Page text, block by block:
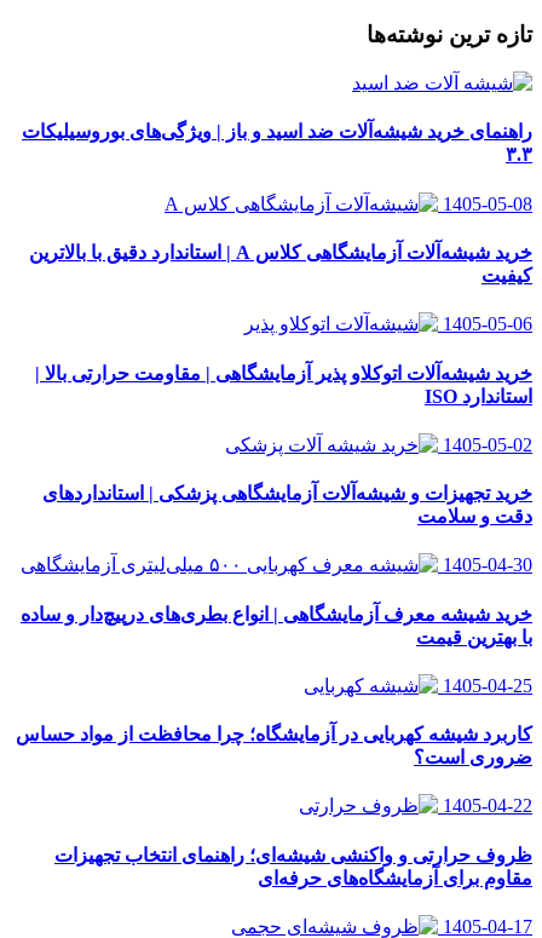
تازه ترین نوشته‌ها
راهنمای خرید شیشه‌آلات ضد اسید و باز | ویژگی‌های بوروسیلیکات
۳.۳
1405-05-08
خرید شیشه‌آلات آزمایشگاهی کلاس A | استاندارد دقیق با بالاترین
کیفیت
1405-05-06
خرید شیشه‌آلات اتوکلاو پذیر آزمایشگاهی | مقاومت حرارتی بالا |
استاندارد ISO
1405-05-02
خرید تجهیزات و شیشه‌آلات آزمایشگاهی پزشکی | استانداردهای
دقت و سلامت
1405-04-30
خرید شیشه معرف آزمایشگاهی | انواع بطری‌های در‌پیچ‌دار و ساده
با بهترین قیمت
1405-04-25
کاربرد شیشه کهربایی در آزمایشگاه؛ چرا محافظت از مواد حساس
ضروری است؟
1405-04-22
ظروف حرارتی و واکنشی شیشه‌ای؛ راهنمای انتخاب تجهیزات
مقاوم برای آزمایشگاه‌های حرفه‌ای
1405-04-17